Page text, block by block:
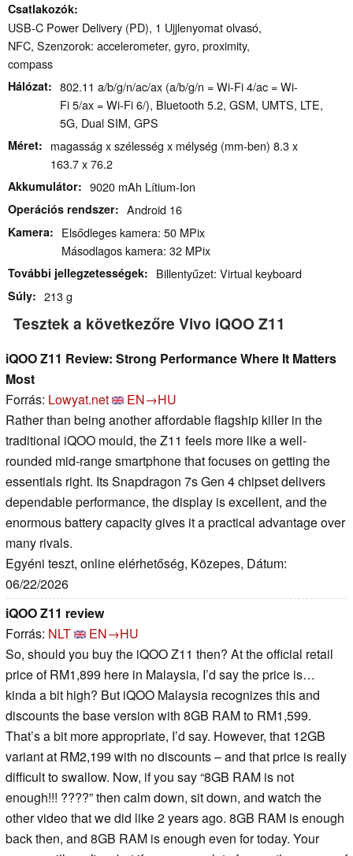
Csatlakozók
USB-C Power Delivery (PD), 1 Ujjlenyomat olvasó,
NFC, Szenzorok: accelerometer, gyro, proximity,
compass
Hálózat
802.11 a/b/g/n/ac/ax (a/b/g/n = Wi-Fi 4/ac = Wi-
Fi 5/ax = Wi-Fi 6/), Bluetooth 5.2, GSM, UMTS, LTE,
5G, Dual SIM, GPS
Méret
magasság x szélesség x mélység (mm-ben) 8.3 x
163.7 x 76.2
Akkumulátor 9020 mAh Lítium-Ion
Operációs rendszer Android 16
Kamera
Elsődleges kamera: 50 MPix
Másodlagos kamera: 32 MPix
További jellegzetességek Billentyűzet: Virtual keyboard
Súly 213 g
Tesztek a következőre Vivo iQOO Z11
iQOO Z11 Review: Strong Performance Where It Matters
Most
Forrás: Lowyat.net
EN→HU
Rather than being another affordable flagship killer in the
traditional iQOO mould, the Z11 feels more like a well-
rounded mid-range smartphone that focuses on getting the
essentials right. Its Snapdragon 7s Gen 4 chipset delivers
dependable performance, the display is excellent, and the
enormous battery capacity gives it a practical advantage over
many rivals.
Egyéni teszt, online elérhetőség, Közepes, Dátum:
06/22/2026
iQOO Z11 review
Forrás: NLT
EN→HU
So, should you buy the iQOO Z11 then? At the official retail
price of RM1,899 here in Malaysia, I’d say the price is…
kinda a bit high? But iQOO Malaysia recognizes this and
discounts the base version with 8GB RAM to RM1,599.
That’s a bit more appropriate, I’d say. However, that 12GB
variant at RM2,199 with no discounts – and that price is really
difficult to swallow. Now, if you say “8GB RAM is not
enough!!! ????” then calm down, sit down, and watch the
other video that we did like 2 years ago. 8GB RAM is enough
back then, and 8GB RAM is enough even for today. Your